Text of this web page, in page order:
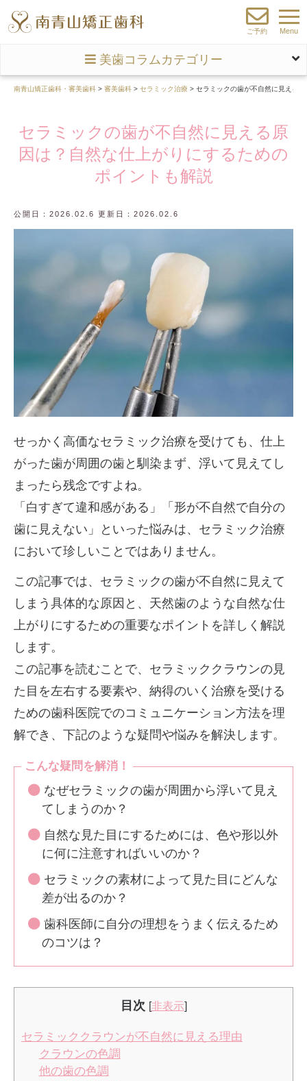
ご予約 Menu
美歯コラムカテゴリー
南青山矯正歯科・審美歯科 > 審美歯科 > セラミック治療 > セラミックの歯が不自然に見える
セラミックの歯が不自然に見える原
因は？自然な仕上がりにするための
ポイントも解説
公開日：2026.02.6 更新日：2026.02.6
せっかく高価なセラミック治療を受けても、仕上
がった歯が周囲の歯と馴染まず、浮いて見えてし
まったら残念ですよね。
「白すぎて違和感がある」「形が不自然で自分の
歯に見えない」といった悩みは、セラミック治療
において珍しいことではありません。
この記事では、セラミックの歯が不自然に見えて
しまう具体的な原因と、天然歯のような自然な仕
上がりにするための重要なポイントを詳しく解説
します。
この記事を読むことで、セラミッククラウンの見
た目を左右する要素や、納得のいく治療を受ける
ための歯科医院でのコミュニケーション方法を理
解でき、下記のような疑問や悩みを解決します。
こんな疑問を解消！
なぜセラミックの歯が周囲から浮いて見え
てしまうのか？
自然な見た目にするためには、色や形以外
に何に注意すればいいのか？
セラミックの素材によって見た目にどんな
差が出るのか？
歯科医師に自分の理想をうまく伝えるため
のコツは？
目次 [非表示]
セラミッククラウンが不自然に見える理由
クラウンの色調
他の歯の色調